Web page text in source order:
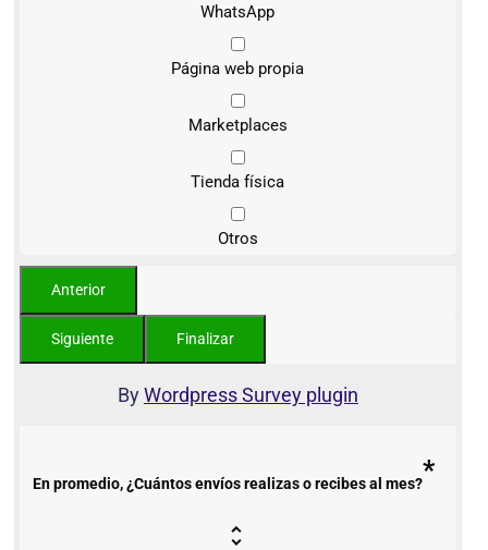
WhatsApp
Página web propia
Marketplaces
Tienda física
Otros
ByWordpress Survey plugin
En promedio, ¿Cuántos envíos realizas o recibes al mes?*